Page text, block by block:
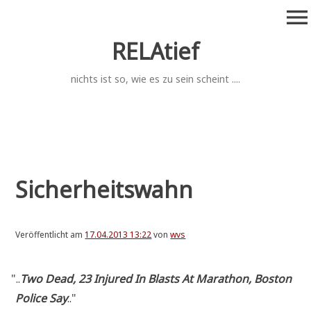
RELAtief
nichts ist so, wie es zu sein scheint ....
menu
Sicherheitswahn
Veröffentlicht am 17.04.2013 13:22vonwvs
"..Two Dead, 23 Inju­red In Blasts At Mara­thon, Bos­ton
Poli­ce Say.."